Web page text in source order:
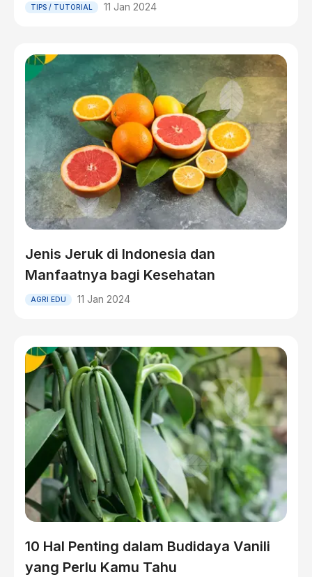
TIPS / TUTORIAL 11 Jan 2024
Jenis Jeruk di Indonesia dan
Manfaatnya bagi Kesehatan
AGRI EDU 11 Jan 2024
10 Hal Penting dalam Budidaya Vanili
yang Perlu Kamu Tahu